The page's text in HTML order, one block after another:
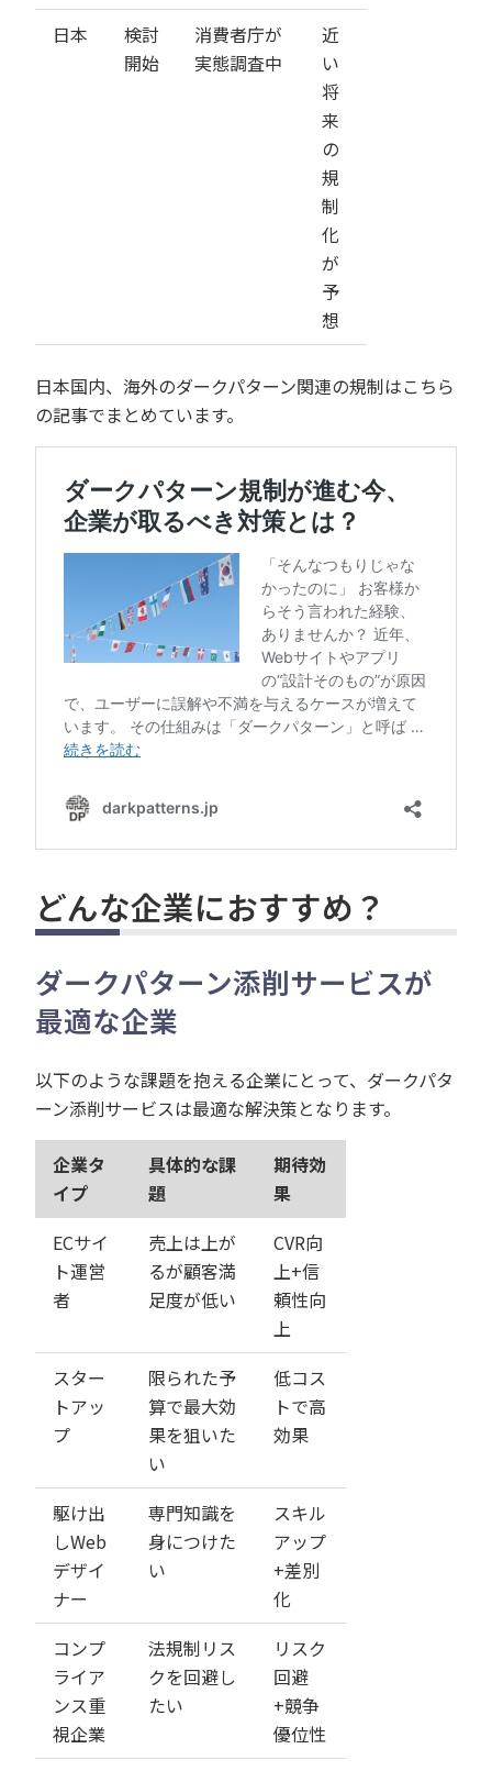
日本
検討
開始
消費者庁が
実態調査中
近
い
将
来
の
規
制
化
が
予
想
日本国内、海外のダークパターン関連の規制はこちら
の記事でまとめています。
どんな企業におすすめ？
ダークパターン添削サービスが
最適な企業
以下のような課題を抱える企業にとって、ダークパタ
ーン添削サービスは最適な解決策となります。
企業タ
イプ
具体的な課
題
期待効
果
ECサイ
ト運営
者
売上は上が
るが顧客満
足度が低い
CVR向
上+信
頼性向
上
スター
トアッ
プ
限られた予
算で最大効
果を狙いた
い
低コス
トで高
効果
駆け出
しWeb
デザイ
ナー
専門知識を
身につけた
い
スキル
アップ
+差別
化
コンプ
ライア
ンス重
視企業
法規制リス
クを回避し
たい
リスク
回避
+競争
優位性